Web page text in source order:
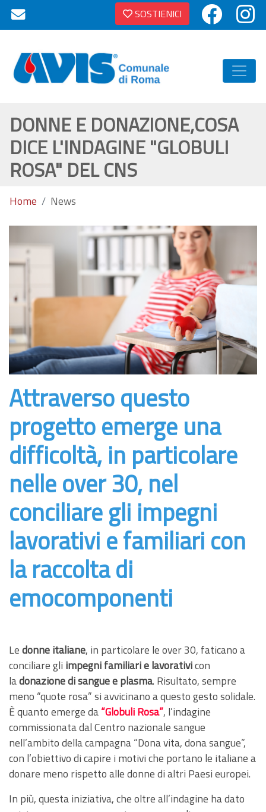
SOSTIENICI
DONNE E DONAZIONE,COSA
DICE L'INDAGINE "GLOBULI
ROSA" DEL CNS
Home News
Attraverso questo
progetto emerge una
difficoltà, in particolare
nelle over 30, nel
conciliare gli impegni
lavorativi e familiari con
la raccolta di
emocomponenti
Ledonne italiane, in particolare le over 30, faticano a
conciliare gli impegni familiari e lavorativicon
ladonazione di sangue e plasma. Risultato, sempre
meno “quote rosa” si avvicinano a questo gesto solidale.
È quanto emerge da“Globuli Rosa”, l’indagine
commissionata dal Centro nazionale sangue
nell’ambito della campagna “Dona vita, dona sangue”,
con l’obiettivo di capire i motivi che portano le italiane a
donare meno rispetto alle donne di altri Paesi europei.
In più, questa iniziativa, che oltre all’indagine ha dato